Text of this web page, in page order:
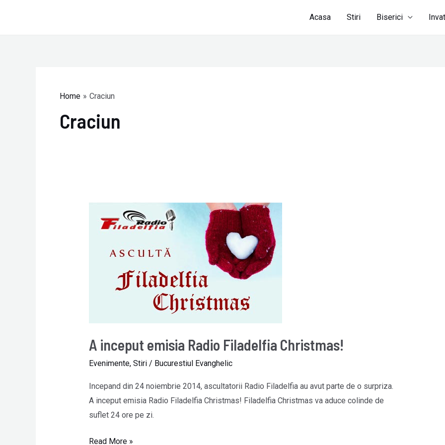
Acasa Stiri Biserici
Home Craciun
Craciun
A inceput emisia Radio Filadelfia Christmas!
Evenimente, Stiri/ Bucurestiul Evanghelic
Incepand din 24 noiembrie 2014, ascultatorii Radio Filadelfia au avut parte de o surpriza.
A inceput emisia Radio Filadelfia Christmas! Filadelfia Christmas va aduce colinde de
suflet 24 ore pe zi.
inceput
Christmas!
Read More »